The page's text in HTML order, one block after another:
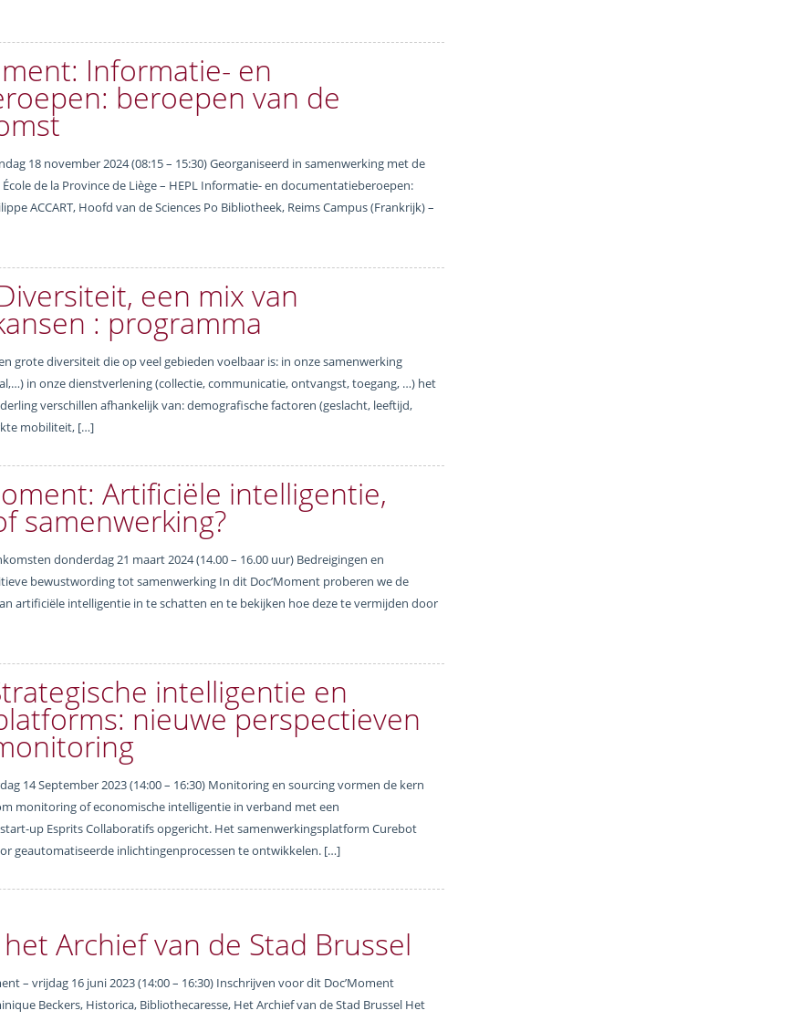
Informatie- en
beroepen van de
18 november 2024 (08:15 – 15:30) Georganiseerd in samenwerking met de
de la Province de Liège – HEPL Informatie- en documentatieberoepen:
ACCART, Hoofd van de Sciences Po Bibliotheek, Reims Campus (Frankrijk) –
een mix van
: programma
grote diversiteit die op veel gebieden voelbaar is: in onze samenwerking
in onze dienstverlening (collectie, communicatie, ontvangst, toegang, …) het
verschillen afhankelijk van: demografische factoren (geslacht, leeftijd,
mobiliteit, […]
Artificiële intelligentie,
samenwerking?
donderdag 21 maart 2024 (14.00 – 16.00 uur) Bedreigingen en
bewustwording tot samenwerking In dit Doc’Moment proberen we de
artificiële intelligentie in te schatten en te bekijken hoe deze te vermijden door
intelligentie en
nieuwe perspectieven
14 September 2023 (14:00 – 16:30) Monitoring en sourcing vormen de kern
monitoring of economische intelligentie in verband met een
up Esprits Collaboratifs opgericht. Het samenwerkingsplatform Curebot
geautomatiseerde inlichtingenprocessen te ontwikkelen. […]
Archief van de Stad Brussel
– vrijdag 16 juni 2023 (14:00 – 16:30) Inschrijven voor dit Doc’Moment
Beckers, Historica, Bibliothecaresse, Het Archief van de Stad Brussel Het